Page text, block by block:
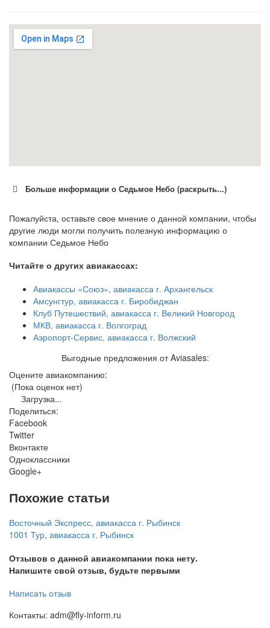
Больше информации о Седьмое Небо (раскрыть...)
Пожалуйста, оставьте свое мнение о данной компании, чтобы
другие люди могли получить полезную информацию о
компании Седьмое Небо
Читайте о других авиакассах:
Авиакассы «Союз», авиакасса г. Архангельск
Амсунгтур, авиакасса г. Биробиджан
Клуб Путешествий, авиакасса г. Великий Новгород
МКВ, авиакасса г. Волгоград
Аэропорт-Сервис, авиакасса г. Волжский
Выгодные предложения от Aviasales:
Оцените авиакомпанию:
(Пока оценок нет)
Загрузка...
Поделиться:
Facebook
Twitter
Вконтакте
Одноклассники
Google+
Похожие статьи
Восточный Экспресс, авиакасса г. Рыбинск
1001 Тур, авиакасса г. Рыбинск
Отзывов о данной авиакомпании пока нету.
Напишите свой отзыв, будьте первыми
Написать отзыв
Контакты: adm@fly-inform.ru